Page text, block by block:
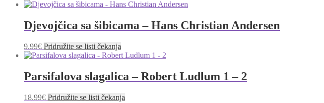
Djevojčica sa šibicama – Hans Christian Andersen
9.99€ Pridružite se listi čekanja
Parsifalova slagalica – Robert Ludlum 1 – 2
18.99€ Pridružite se listi čekanja